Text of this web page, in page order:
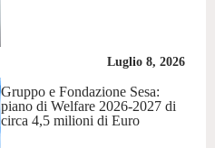
Luglio 8, 2026
Gruppo e Fondazione Sesa:
piano di Welfare 2026-2027 di
circa 4,5 milioni di Euro